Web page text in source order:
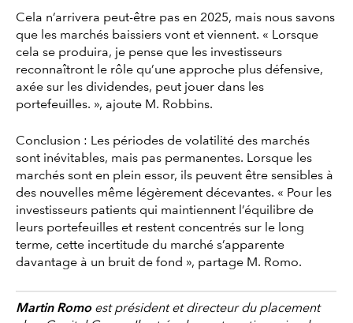
Cela n’arrivera peut-être pas en 2025, mais nous savons
que les marchés baissiers vont et viennent. « Lorsque
cela se produira, je pense que les investisseurs
reconnaîtront le rôle qu’une approche plus défensive,
axée sur les dividendes, peut jouer dans les
portefeuilles. », ajoute M. Robbins.
Conclusion : Les périodes de volatilité des marchés
sont inévitables, mais pas permanentes. Lorsque les
marchés sont en plein essor, ils peuvent être sensibles à
des nouvelles même légèrement décevantes. « Pour les
investisseurs patients qui maintiennent l’équilibre de
leurs portefeuilles et restent concentrés sur le long
terme, cette incertitude du marché s’apparente
davantage à un bruit de fond », partage M. Romo.
Martin Romoest président et directeur du placement